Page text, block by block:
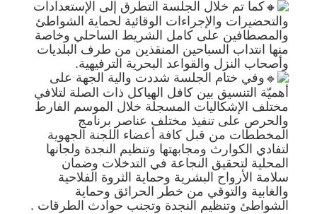
كما تم خلال الجلسة التطرق إلى الإستعدادات
والتحضيرات والإجراءات الوقائية لحماية الشواطئ
والمصطافين على كامل الشريط الساحلي وخاصة
منها انتداب السباحين المنقذين من طرف البلديات
وأصحاب النزل والقواعد البحرية الترفيهية.
وفي ختام الجلسة شددت والية الجهة على
أهميّة التنسيق بين كافل الهياكل ذات الصلة لتلافي
مختلف الإشكاليات المسجلة خلال الموسم الفارط
والحرص على تنفيذ مختلف عناصر برنامج
المخططات من قبل كافة أعضاء اللجنة الجهوية
لتفادي الكوارث ومجابهتها وتنظيم النجدة ولجانها
المحلية لتحقيق النجاعة في التدخلات وضمان
سلامة الأرواح البشرية وحماية الثروة الفلاحية
والغابية والتوقي من خطر الحرائق وحماية
الشواطئ وتنظيم النجدة وتجنب حوادث الطرقات .